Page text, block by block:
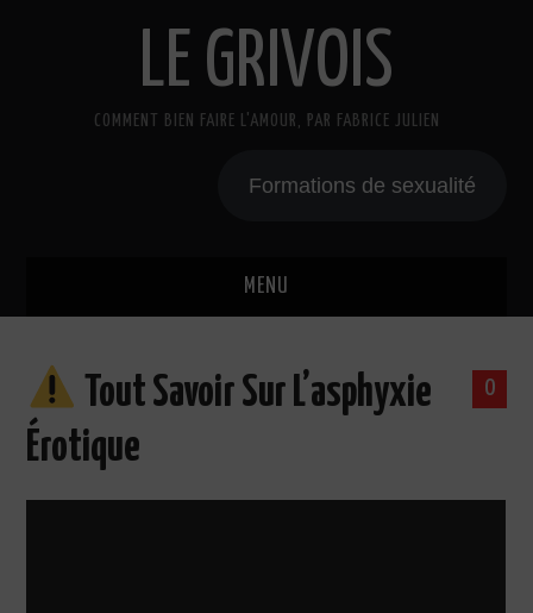
LE GRIVOIS
COMMENT BIEN FAIRE L'AMOUR, PAR FABRICE JULIEN
Formations de sexualité
MENU
A PROPOS
CADEAU
0
Tout Savoir Sur L’asphyxie
Érotique